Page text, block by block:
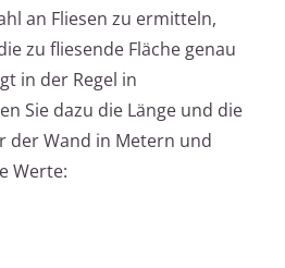
an Fliesen zu ermitteln,
zu fliesende Fläche genau
in der Regel in
Sie dazu die Länge und die
der Wand in Metern und
Werte: